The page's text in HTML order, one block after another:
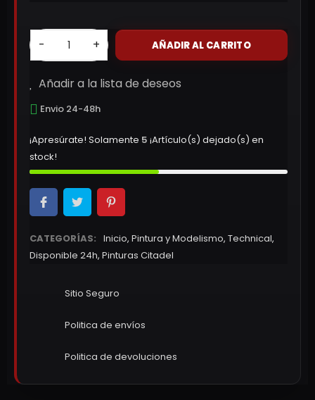
- + AÑADIR AL CARRITO
Añadir a la lista de deseos
Envio 24-48h
¡Apresúrate! Solamente 5 ¡Artículo(s) dejado(s) en
stock!
CATEGORÍAS: Inicio, Pintura y Modelismo, Technical,
Disponible 24h, Pinturas Citadel
Sitio Seguro
Politica de envíos
Politica de devoluciones